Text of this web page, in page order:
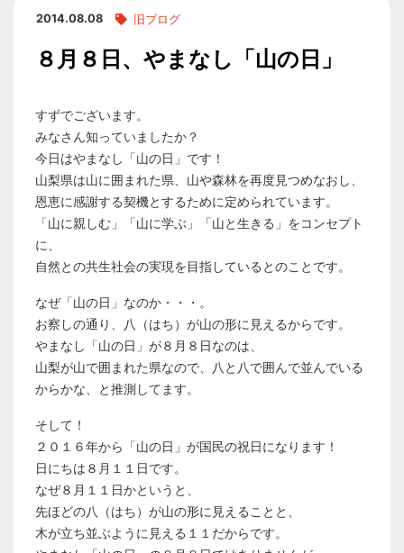
2014.08.08 旧ブログ
８月８日、やまなし「山の日」
すずでございます。
みなさん知っていましたか？
今日はやまなし「山の日」です！
山梨県は山に囲まれた県、山や森林を再度見つめなおし、
恩恵に感謝する契機とするために定められています。
「山に親しむ」「山に学ぶ」「山と生きる」をコンセプト
に、
自然との共生社会の実現を目指しているとのことです。
なぜ「山の日」なのか・・・。
お察しの通り、八（はち）が山の形に見えるからです。
やまなし「山の日」が８月８日なのは、
山梨が山で囲まれた県なので、八と八で囲んで並んでいる
からかな、と推測してます。
そして！
２０１６年から「山の日」が国民の祝日になります！
日にちは８月１１日です。
なぜ８月１１日かというと、
先ほどの八（はち）が山の形に見えることと、
木が立ち並ぶように見える１１だからです。